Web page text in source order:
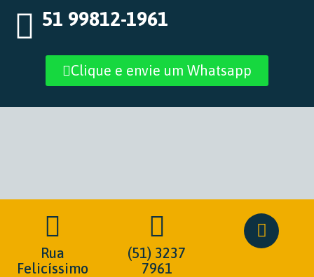
51 99812-1961
Clique e envie um Whatsapp
Rua
Felicíssimo
(51) 3237
7961